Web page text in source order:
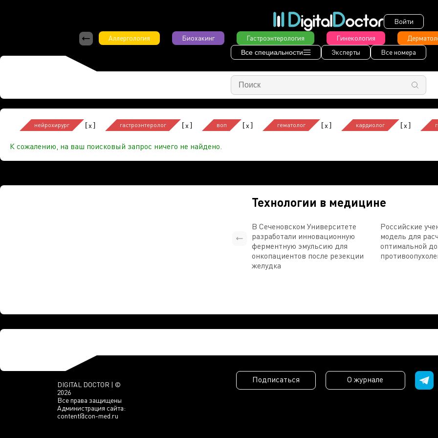
Войти
Аллергология
Биохакинг Гастроэнтерология Гинекология
Все специальности Эксперты Все номера
нейрохирург [x] гастроэнтеролог [x] воп [x] гематолог [x] кардиолог [x]
К сожалению, на ваш поисковый запрос ничего не найдено.
Технологии в медицине
В Сеченовском Университете
разработали инновационную
ферментную эмульсию для
онкопациентов после резекции
желудка
Российские
модель для
оптимальной
DIGITAL DOCTOR | ©
2026
Все права защищены
Администрация сайта:
content@con-med.ru
Подписаться О журнале